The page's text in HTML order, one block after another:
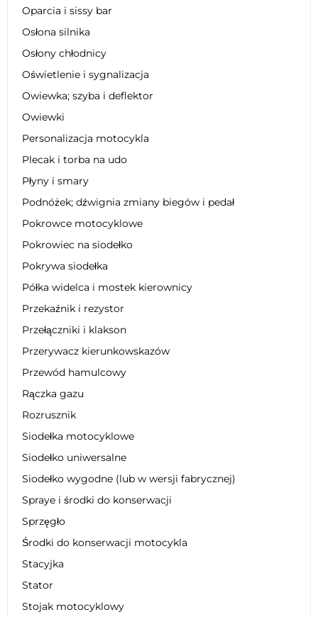
Oparcia i sissy bar
Osłona silnika
Osłony chłodnicy
Oświetlenie i sygnalizacja
Owiewka; szyba i deflektor
Owiewki
Personalizacja motocykla
Plecak i torba na udo
Płyny i smary
Podnóżek; dźwignia zmiany biegów i pedał
Pokrowce motocyklowe
Pokrowiec na siodełko
Pokrywa siodełka
Półka widelca i mostek kierownicy
Przekaźnik i rezystor
Przełączniki i klakson
Przerywacz kierunkowskazów
Przewód hamulcowy
Rączka gazu
Rozrusznik
Siodełka motocyklowe
Siodełko uniwersalne
Siodełko wygodne (lub w wersji fabrycznej)
Spraye i środki do konserwacji
Sprzęgło
Środki do konserwacji motocykla
Stacyjka
Stator
Stojak motocyklowy